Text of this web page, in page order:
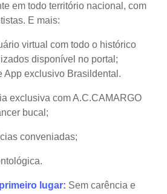
em todo território nacional, com
E mais:
virtual com todo o histórico
disponível no portal;
App exclusivo Brasildental.
exclusiva com A.C.CAMARGO
bucal;
conveniadas;
lugar: Sem carência e